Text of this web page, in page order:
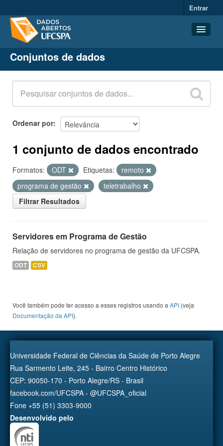
Entrar
Conjuntos de dados
Organizações
Grupos
Sobre
Conjuntos de dados
Ordenar por
1 conjunto de dados encontrado
Formatos: ODT Etiquetas:
remoto
programa de gestão
teletrabalho
Filtrar Resultados
Servidores em Programa de Gestão
Relação de servidores no programa de gestão da UFCSPA.
ODT CSV
Você também pode ter acesso a esses registros usando a API (veja
Documentação da API).
Universidade Federal de Ciências da Saúde de Porto Alegre
Rua Sarmento Leite, 245 - Bairro Centro Histórico
CEP: 90050-170 - Porto Alegre/RS - Brasil
facebook.com/UFCSPA - @UFCSPA_oficial
Fone +55 (51) 3303-9000
Desenvolvido pelo